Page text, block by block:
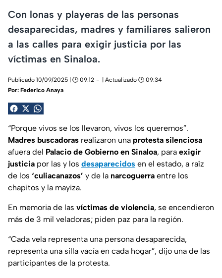
Con lonas y playeras de las personas
desaparecidas, madres y familiares salieron
a las calles para exigir justicia por las
víctimas en Sinaloa.
Publicado 10/09/2025 | 🕑 09:12
| Actualizado 🕑 09:34
Por: Federico Anaya
“Porque vivos se los llevaron, vivos los queremos”.
Madres buscadoras realizaron una protesta silenciosa
afuera del Palacio de Gobierno en Sinaloa, para exigir
justicia por las y los desaparecidos en el estado, a raíz
de los ‘culiacanazos’ y de la narcoguerra entre los
chapitos y la mayiza.
En memoria de las víctimas de violencia, se encendieron
más de 3 mil veladoras; piden paz para la región.
“Cada vela representa una persona desaparecida,
representa una silla vacía en cada hogar”, dijo una de las
participantes de la protesta.